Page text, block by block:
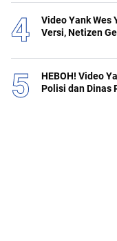
Video Yank Wes
Versi, Netizen
HEBOH! Video
Polisi dan Dinas